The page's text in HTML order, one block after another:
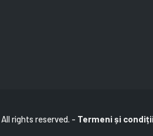
rights reserved. - Termeni și